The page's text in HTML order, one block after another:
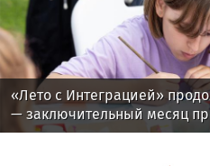
«Лето с Интеграцией»
— заключительный месяц